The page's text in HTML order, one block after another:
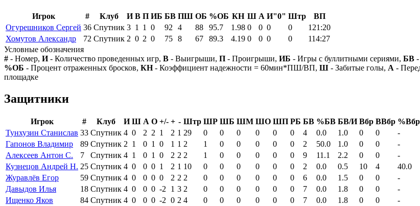
Игрок # Клуб И В П ИБ БВ ПШ ОБ %ОБ КН Ш А И"0" Штр
ВП
Огурешников Сергей 36 Спутник 3 1 1 0 92 4 88 95.7 1.98 0 0 0 0
121:20
Хомутов Александр
72 Спутник 2 0 2 0 75 8 67 89.3 4.19 0 0 0 0
114:27
Условные обозначения
# - Номер, И- Количество проведенных игр, В - Выигрыши, П - Проигрыши, ИБ - Игры с буллитными сериями, БВ
%ОБ - Процент отраженных бросков, КН- Коэффициент надежности = 60мин*ПШ/ВП, Ш - Забитые голы, А -
площадке
Защитники
Игрок # Клуб И Ш А О +/- + - Штр ШР ШБ ШМ ШО ШП РБ БВ %БВ БВ/И Вбр ВВбр %Вбр
Тунхузин Станислав 33 Спутник 4 0 2 2 1 2 1 29 0 0 0 0 0 0 4 0.0 1.0 0 0 -
Гапонов Владимир
89 Спутник 2 1 0 1 0 1 1 2 1 0 0 0 0 0 2 50.0 1.0 0 0 -
Алексеев Антон С.
7 Спутник 4 1 0 1 0 2 2 2 1 0 0 0 0 0 9 11.1 2.2 0 0 -
Кузнецов Андрей Н. 25 Спутник 4 0 0 0 1 2 1 10 0 0 0 0 0 0 2 0.0 0.5 10 4 40.0
Журавлёв Егор
59 Спутник 4 0 0 0 0 2 2 2 0 0 0 0 0 0 6 0.0 1.5 0 0 -
Давыдов Илья
18 Спутник 4 0 0 0 -2 1 3 2 0 0 0 0 0 0 7 0.0 1.8 0 0 -
Ищенко Яков
84 Спутник 4 0 0 0 -2 0 2 4 0 0 0 0 0 0 7 0.0 1.8 0 0 -